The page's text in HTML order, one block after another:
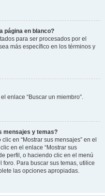
página en blanco?
para ser procesados por el
más específico en los términos y
enlace “Buscar un miembro”.
mensajes y temas?
en “Mostrar sus mensajes” en el
en el enlace “Mostrar sus
perfil, o haciendo clic en el menú
foro. Para buscar sus temas, utilice
las opciones apropiadas.